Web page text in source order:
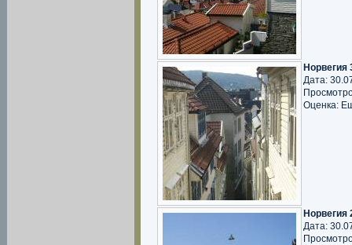
Норвегия
Дата:
Оценка:
Норвегия
Дата: